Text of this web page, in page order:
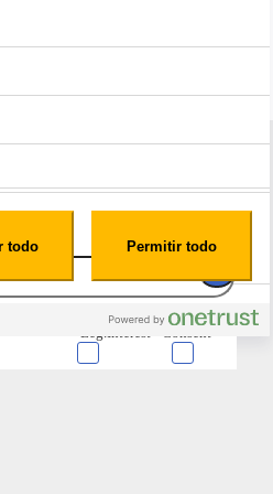
generalmente en forma de cookies.
Consent
Leg.Interest
todo Permitir todo